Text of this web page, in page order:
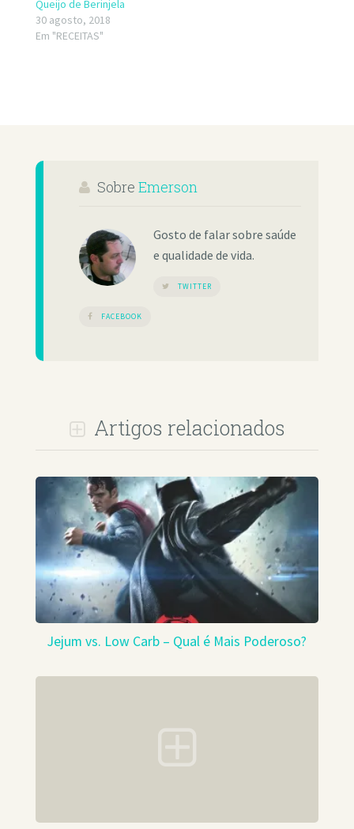
Queijo de Berinjela
30 agosto, 2018
Em "RECEITAS"
Sobre Emerson
Gosto de falar sobre saúde
e qualidade de vida.
TWITTER
FACEBOOK
Artigos relacionados
Jejum vs. Low Carb – Qual é Mais Poderoso?